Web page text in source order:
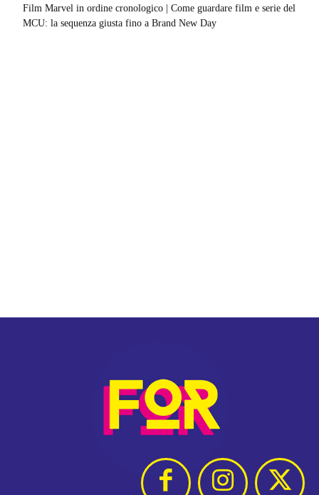
Film Marvel in ordine cronologico | Come guardare film e serie del
MCU: la sequenza giusta fino a Brand New Day